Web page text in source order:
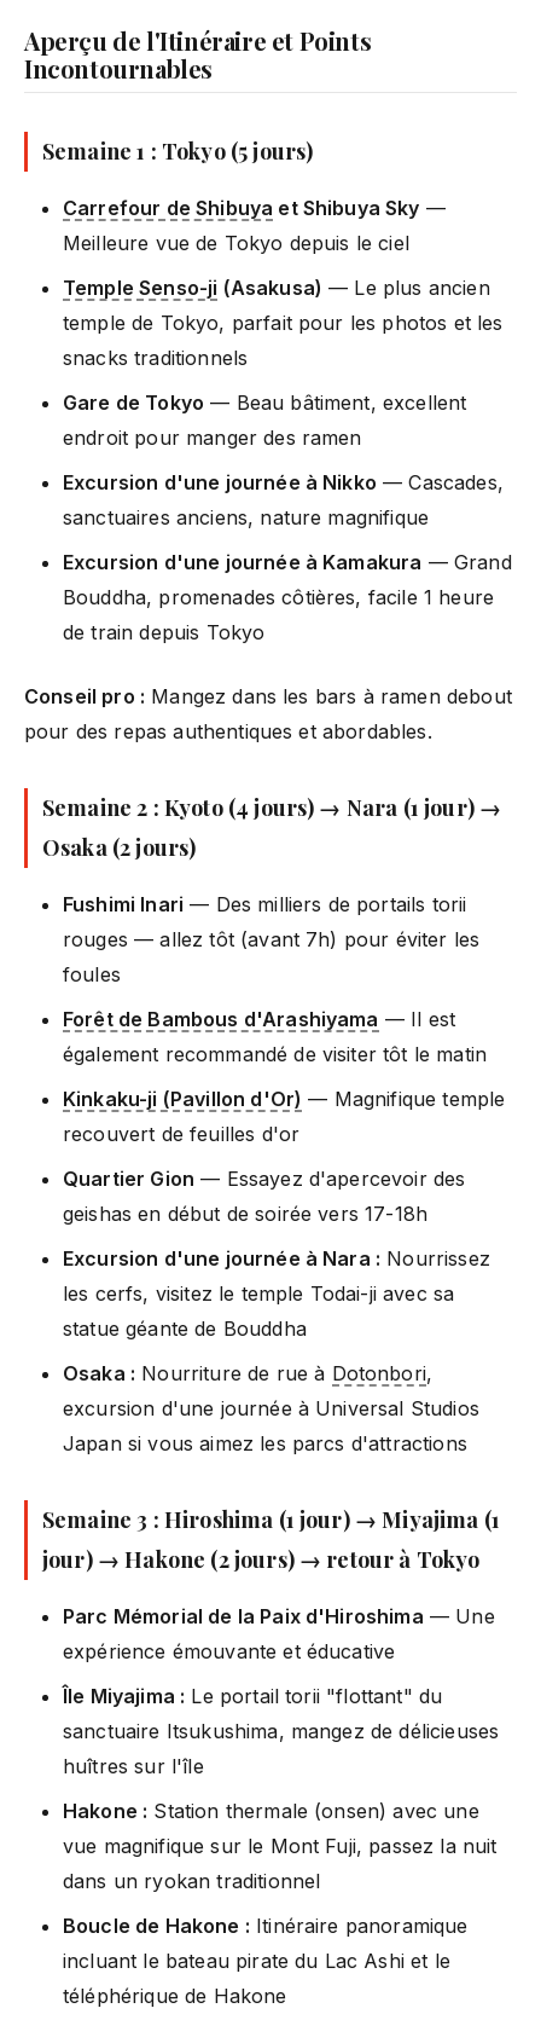
Aperçu de l'Itinéraire et Points
Incontournables
Semaine 1 : Tokyo (5 jours)
Carrefour de Shibuya et Shibuya Sky —
Meilleure vue de Tokyo depuis le ciel
Temple Senso-ji (Asakusa) — Le plus ancien
temple de Tokyo, parfait pour les photos et les
snacks traditionnels
Gare de Tokyo — Beau bâtiment, excellent
endroit pour manger des ramen
Excursion d'une journée à Nikko — Cascades,
sanctuaires anciens, nature magnifique
Excursion d'une journée à Kamakura — Grand
Bouddha, promenades côtières, facile 1 heure
de train depuis Tokyo
Conseil pro : Mangez dans les bars à ramen debout
pour des repas authentiques et abordables.
Semaine 2 : Kyoto (4 jours) → Nara (1 jour) →
Osaka (2 jours)
Fushimi Inari — Des milliers de portails torii
rouges — allez tôt (avant 7h) pour éviter les
foules
Forêt de Bambous d'Arashiyama — Il est
également recommandé de visiter tôt le matin
Kinkaku-ji (Pavillon d'Or) — Magnifique temple
recouvert de feuilles d'or
Quartier Gion — Essayez d'apercevoir des
geishas en début de soirée vers 17-18h
Excursion d'une journée à Nara : Nourrissez
les cerfs, visitez le temple Todai-ji avec sa
statue géante de Bouddha
Osaka : Nourriture de rue à Dotonbori,
excursion d'une journée à Universal Studios
Japan si vous aimez les parcs d'attractions
Semaine 3 : Hiroshima (1 jour) → Miyajima (1
jour) → Hakone (2 jours) → retour à Tokyo
Parc Mémorial de la Paix d'Hiroshima — Une
expérience émouvante et éducative
Île Miyajima : Le portail torii "flottant" du
sanctuaire Itsukushima, mangez de délicieuses
huîtres sur l'île
Hakone : Station thermale (onsen) avec une
vue magnifique sur le Mont Fuji, passez la nuit
dans un ryokan traditionnel
Boucle de Hakone : Itinéraire panoramique
incluant le bateau pirate du Lac Ashi et le
téléphérique de Hakone